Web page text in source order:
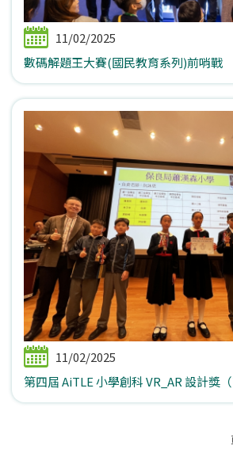
11/02/2025
數碼解題王大賽(國民教育系列)前哨戰
11/02/2025
第四屆 AiTLE 小學創科 VR_AR 設計獎（